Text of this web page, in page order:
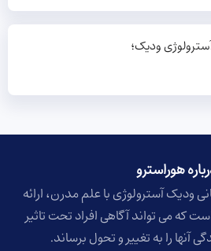
ودیک؛
هوراسترو​
ودیک آسترولوژی با علم مدرن، ارائه
که می تواند آگاهی افراد تحت تاثیر
آنها را به تغییر و تحول برساند.